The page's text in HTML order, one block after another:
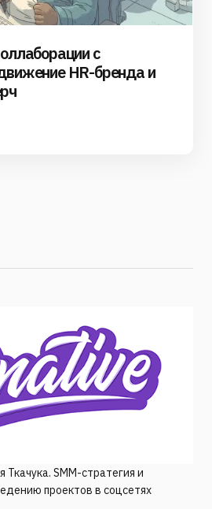
с
HR-бренда и
Ткачука. SMM-стратегия и
проектов в соцсетях